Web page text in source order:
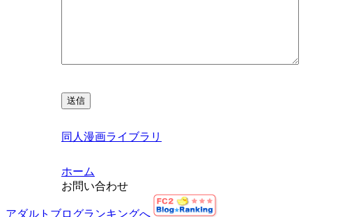
同人漫画ライブラリ
ホーム
お問い合わせ
アダルトブログランキングへ